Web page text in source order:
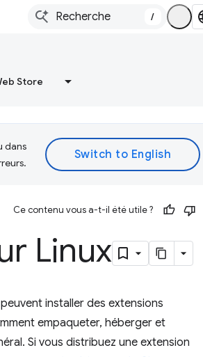
/
Store
dans
Ce contenu vous a-t-il été utile ?
Linux
installer des extensions
empaqueter, héberger et
Si vous distribuez une extension